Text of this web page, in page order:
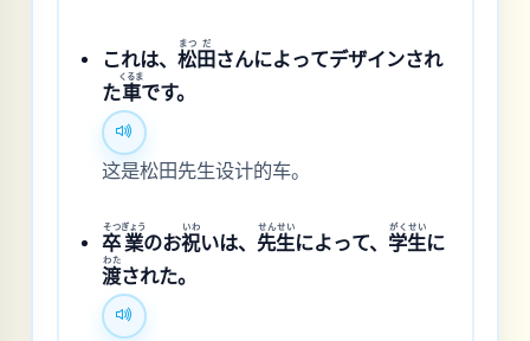
これは、松
まつ
田
だ
さんによってデザインされ
た車
くるま
です。
这是松田先生设计的车。
卒
そつ
業
ぎょう
のお祝
いわ
いは、 先
せん
生
せい
によって、 学
がく
生
せい
に
渡
わた
された。